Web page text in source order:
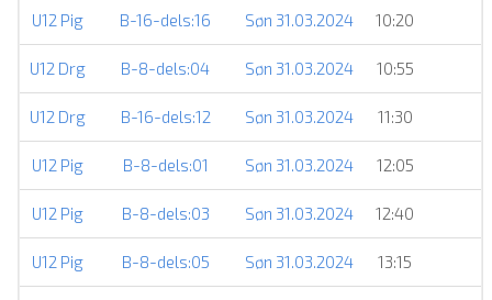
U12 Pig B-16-dels:16 Søn 31.03.2024 10:20
U12 Drg B-8-dels:04 Søn 31.03.2024 10:55
U12 Drg B-16-dels:12 Søn 31.03.2024 11:30
U12 Pig B-8-dels:01 Søn 31.03.2024 12:05
U12 Pig B-8-dels:03 Søn 31.03.2024 12:40
U12 Pig B-8-dels:05 Søn 31.03.2024 13:15